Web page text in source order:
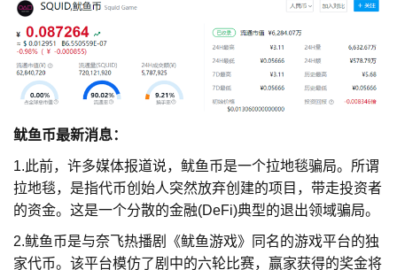
鱿鱼币最新消息：
1.此前，许多媒体报道说，鱿鱼币是一个拉地毯骗局。所谓
拉地毯，是指代币创始人突然放弃创建的项目，带走投资者
的资金。这是一个分散的金融(DeFi)典型的退出领域骗局。
2.鱿鱼币是与奈飞热播剧《鱿鱼游戏》同名的游戏平台的独
家代币。该平台模仿了剧中的六轮比赛，赢家获得的奖金将